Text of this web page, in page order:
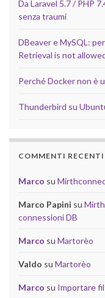
Da Laravel 5.7 / PHP
senza traumi
DBeaver e MySQL:
Retrieval is not
Perché Docker non è
Thunderbird su
COMMENTI RECENTI
Marco su
Marco Papini su
connessioni DB
Marco su Martorèo
Valdo su Martorèo
Marco su Importare